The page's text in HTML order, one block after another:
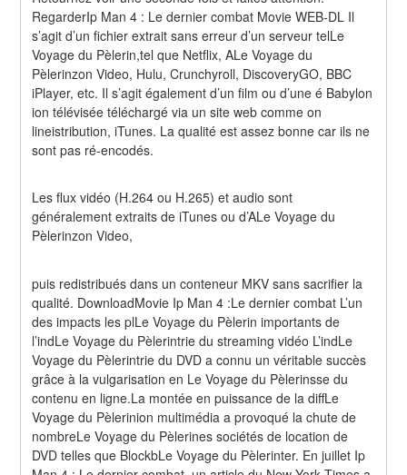
RegarderIp Man 4 : Le dernier combat Movie WEB-DL Il
s’agit d’un fichier extrait sans erreur d’un serveur telLe
Voyage du Pèlerin,tel que Netflix, ALe Voyage du
Pèlerinzon Video, Hulu, Crunchyroll, DiscoveryGO, BBC
iPlayer, etc. Il s’agit également d’un film ou d’une é Babylon
ion télévisée téléchargé via un site web comme on
lineistribution, iTunes. La qualité est assez bonne car ils ne
sont pas ré-encodés.
Les flux vidéo (H.264 ou H.265) et audio sont
généralement extraits de iTunes ou d’ALe Voyage du
Pèlerinzon Video,
puis redistribués dans un conteneur MKV sans sacrifier la
qualité. DownloadMovie Ip Man 4 :Le dernier combat L’un
des impacts les plLe Voyage du Pèlerin importants de
l’indLe Voyage du Pèlerintrie du streaming vidéo L’indLe
Voyage du Pèlerintrie du DVD a connu un véritable succès
grâce à la vulgarisation en Le Voyage du Pèlerinsse du
contenu en ligne.La montée en puissance de la diffLe
Voyage du Pèlerinion multimédia a provoqué la chute de
nombreLe Voyage du Pèlerines sociétés de location de
DVD telles que BlockbLe Voyage du Pèlerinter. En juillet Ip